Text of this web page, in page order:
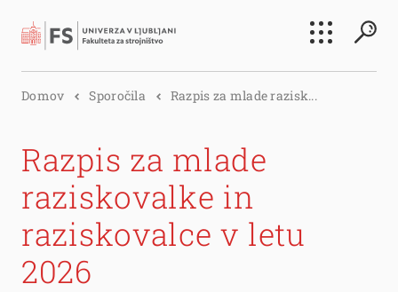
Išči
Domov Sporočila Razpis za mlade razisk...
Razpis za mlade
raziskovalke in
raziskovalce v letu
2026